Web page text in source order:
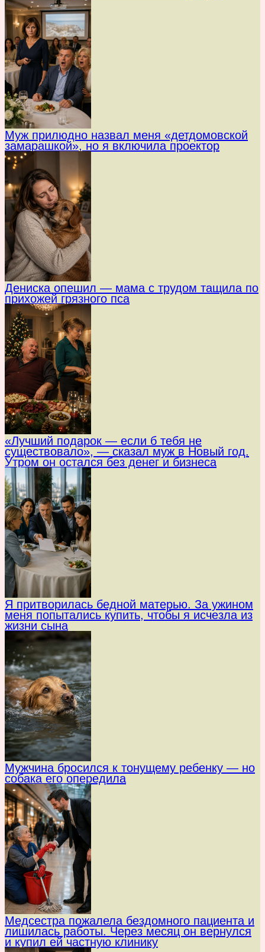
Муж прилюдно назвал меня «детдомовской
замарашкой», но я включила проектор
Дениска опешил — мама с трудом тащила по
прихожей грязного пса
«Лучший подарок — если б тебя не
существовало», — сказал муж в Новый год.
Утром он остался без денег и бизнеса
Я притворилась бедной матерью. За ужином
меня попытались купить, чтобы я исчезла из
жизни сына
Мужчина бросился к тонущему ребенку — но
собака его опередила
Медсестра пожалела бездомного пациента и
лишилась работы. Через месяц он вернулся
и купил ей частную клинику